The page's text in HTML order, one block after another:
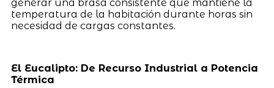
generar una brasa consistente que mantiene la
temperatura de la habitación durante horas sin
necesidad de cargas constantes.
El Eucalipto: De Recurso Industrial a Potencia
Térmica